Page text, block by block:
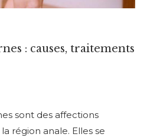
: causes, traitements
sont des affections
région anale. Elles se